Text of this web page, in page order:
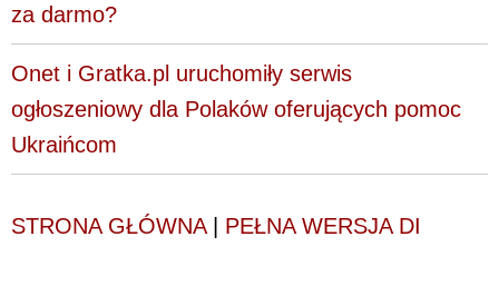
za darmo?
Onet i Gratka.pl uruchomiły serwis
ogłoszeniowy dla Polaków oferujących pomoc
Ukraińcom
STRONA GŁÓWNA| PEŁNA WERSJA DI